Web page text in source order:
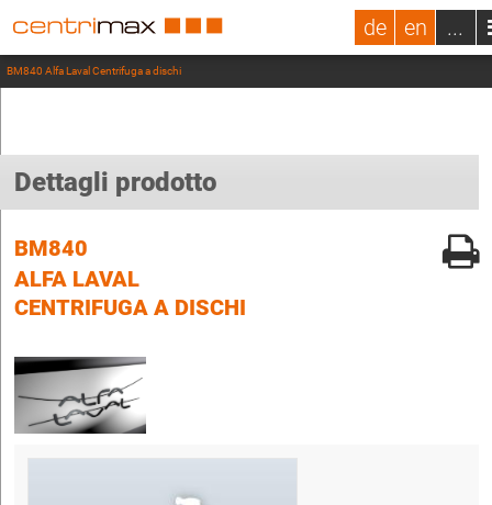
de en ...
BM840 Alfa Laval Centrifuga a dischi
Dettagli prodotto
BM840
ALFA LAVAL
CENTRIFUGA A DISCHI